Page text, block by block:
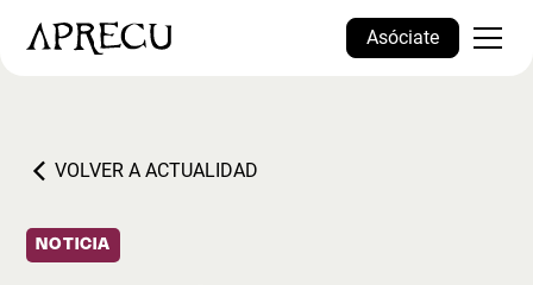
Asóciate
VOLVER A ACTUALIDAD
NOTICIA